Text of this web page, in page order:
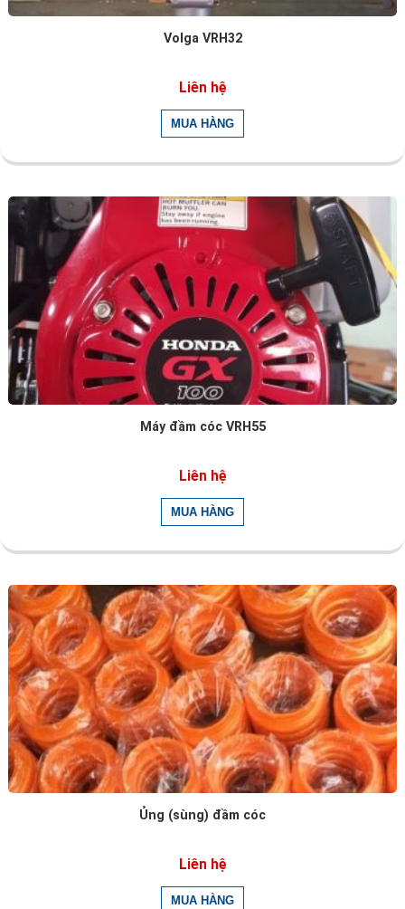
Volga VRH32
Liên hệ
Máy đầm cóc VRH55
Liên hệ
Ủng (sùng) đầm cóc
Liên hệ